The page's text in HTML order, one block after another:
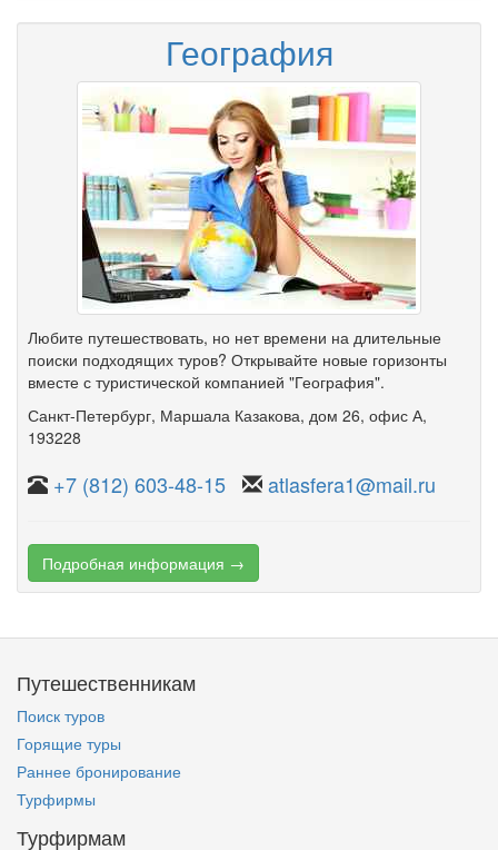
География
Любите путешествовать, но нет времени на длительные
поиски подходящих туров? Открывайте новые горизонты
вместе с туристической компанией "География".
Санкт-Петербург, Маршала Казакова, дом 26, офис А,
193228
+7 (812) 603-48-15 atlasfera1@mail.ru
Подробная информация →
Путешественникам
Поиск туров
Горящие туры
Раннее бронирование
Турфирмы
Турфирмам